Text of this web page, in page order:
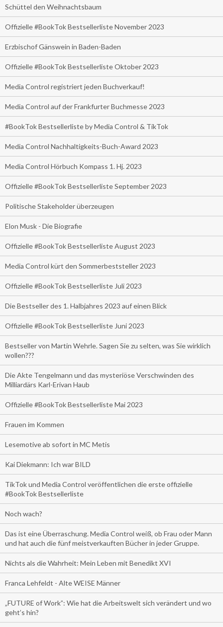
Schüttel den Weihnachtsbaum
Offizielle #BookTok Bestsellerliste November 2023
Erzbischof Gänswein in Baden-Baden
Offizielle #BookTok Bestsellerliste Oktober 2023
Media Control registriert jeden Buchverkauf!
Media Control auf der Frankfurter Buchmesse 2023
#BookTok Bestsellerliste by Media Control & TikTok
Media Control Nachhaltigkeits-Buch-Award 2023
Media Control Hörbuch Kompass 1. Hj. 2023
Offizielle #BookTok Bestsellerliste September 2023
Politische Stakeholder überzeugen
Elon Musk - Die Biografie
Offizielle #BookTok Bestsellerliste August 2023
Media Control kürt den Sommerbeststeller 2023
Offizielle #BookTok Bestsellerliste Juli 2023
Die Bestseller des 1. Halbjahres 2023 auf einen Blick
Offizielle #BookTok Bestsellerliste Juni 2023
Bestseller von Martin Wehrle. Sagen Sie zu selten, was Sie wirklich
wollen???
Die Akte Tengelmann und das mysteriöse Verschwinden des
Milliardärs Karl-Erivan Haub
Offizielle #BookTok Bestsellerliste Mai 2023
Frauen im Kommen
Lesemotive ab sofort in MC Metis
Kai Diekmann: Ich war BILD
TikTok und Media Control veröffentlichen die erste offizielle
#BookTok Bestsellerliste
Noch wach?
Das ist eine Überraschung. Media Control weiß, ob Frau oder Mann
und hat auch die fünf meistverkauften Bücher in jeder Gruppe.
Nichts als die Wahrheit: Mein Leben mit Benedikt XVI
Franca Lehfeldt - Alte WEISE Männer
„FUTURE of Work”: Wie hat die Arbeitswelt sich verändert und wo
geht’s hin?